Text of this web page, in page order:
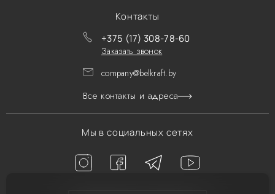
Контакты
+375 (17) 308-78-60
Заказать звонок
company@belkraft.by
Все контакты и адреса
Мы в социальных сетях